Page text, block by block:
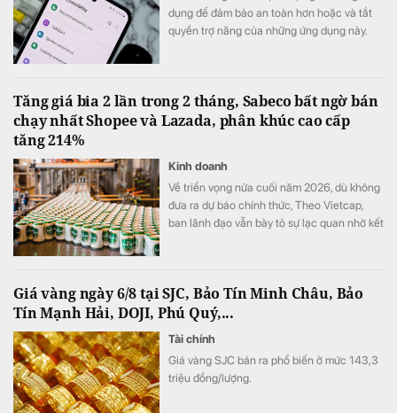
dụng để đảm bảo an toàn hơn hoặc và tắt
quyền trợ năng của những ứng dụng này.
Tăng giá bia 2 lần trong 2 tháng, Sabeco bất ngờ bán
chạy nhất Shopee và Lazada, phân khúc cao cấp
tăng 214%
Kinh doanh
Về triển vọng nửa cuối năm 2026, dù không
đưa ra dự báo chính thức, Theo Vietcap,
ban lãnh đạo vẫn bày tỏ sự lạc quan nhờ kết
Giá vàng ngày 6/8 tại SJC, Bảo Tín Minh Châu, Bảo
Tín Mạnh Hải, DOJI, Phú Quý,...
Tài chính
Giá vàng SJC bán ra phổ biến ở mức 143,3
triệu đồng/lượng.